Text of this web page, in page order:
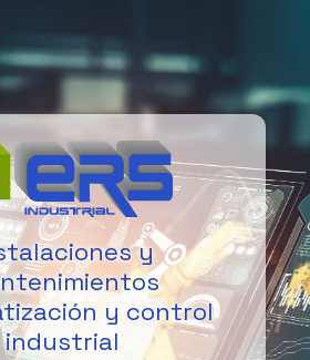
y
y control
industrial